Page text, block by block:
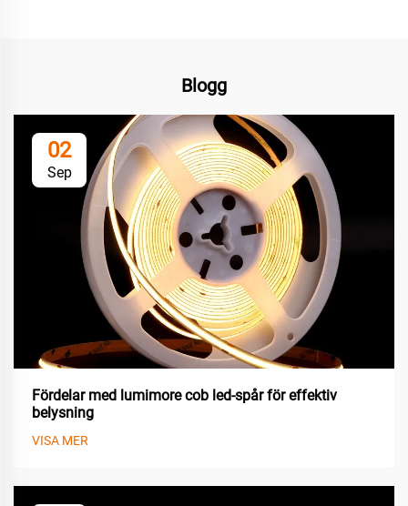
Blogg
02
Sep
Fördelar med lumimore cob led-spår för effektiv
belysning
VISA MER